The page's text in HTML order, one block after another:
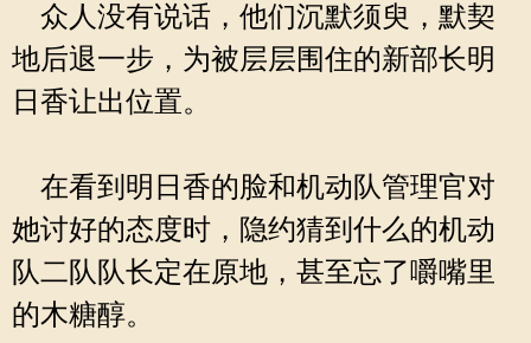
众人没有说话，他们沉默须臾，默契
地后退一步，为被层层围住的新部长明
日香让出位置。
在看到明日香的脸和机动队管理官对
她讨好的态度时，隐约猜到什么的机动
队二队队长定在原地，甚至忘了嚼嘴里
的木糖醇。